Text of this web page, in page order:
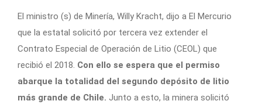
El ministro (s) de Minería, Willy Kracht, dijo a El Mercurio
que la estatal solicitó por tercera vez extender el
Contrato Especial de Operación de Litio (CEOL) que
recibió el 2018. Con ello se espera que el permiso
abarque la totalidad del segundo depósito de litio
más grande de Chile. Junto a esto, la minera solicitó